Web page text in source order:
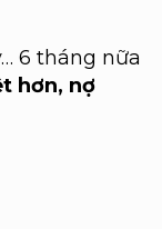
6 tháng nữa
hơn, nợ